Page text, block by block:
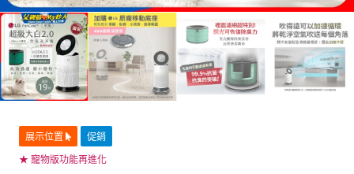
展示位置 促銷
★ 寵物版功能再進化